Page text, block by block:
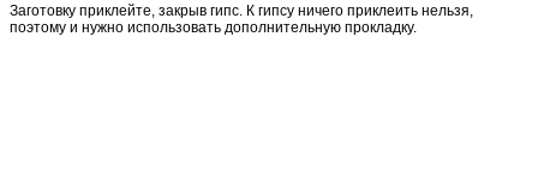
Заготовку приклейте, закрыв гипс. К гипсу ничего приклеить нельзя,
поэтому и нужно использовать дополнительную прокладку.